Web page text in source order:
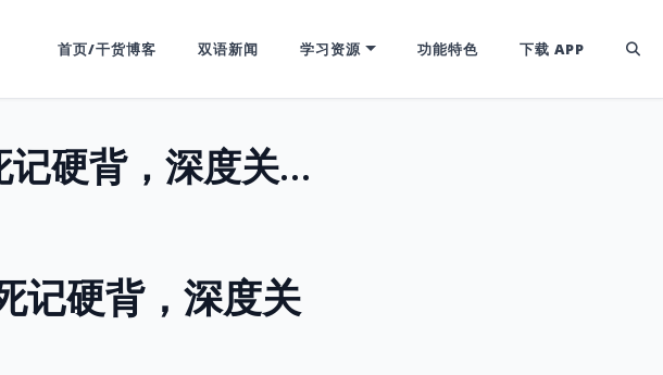
首页/干货博客 双语新闻 学习资源 功能特色 下载 APP
【E】精细加工：终结单词死记硬背，深度关联让记忆『永不褪色』！
记硬背，深度关